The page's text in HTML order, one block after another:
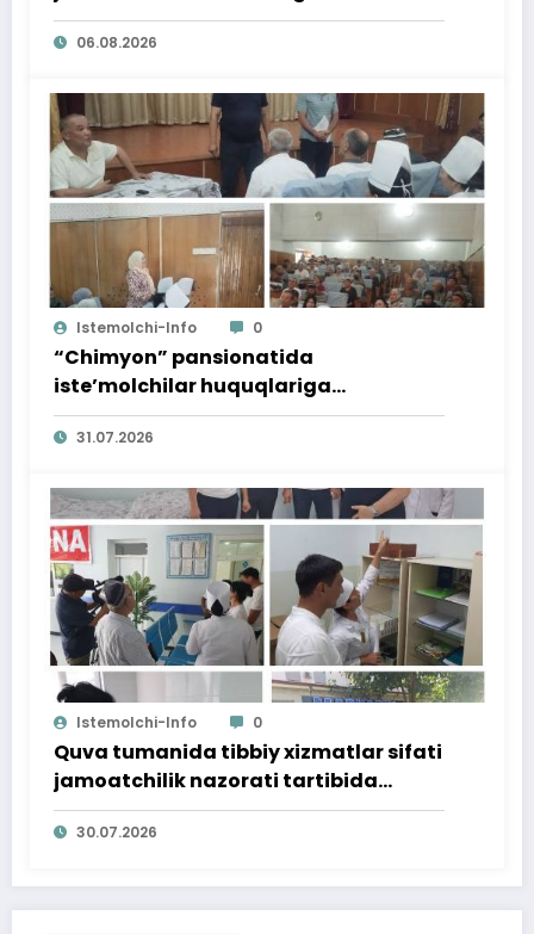
06.08.2026
Istemolchi-Info 0
“Chimyon” pansionatida
iste’molchilar huquqlariga
bag‘ishlangan targ‘ibot tadbiri
o‘tkazildi
31.07.2026
Istemolchi-Info 0
Quva tumanida tibbiy xizmatlar sifati
jamoatchilik nazorati tartibida
o‘rganildi
30.07.2026